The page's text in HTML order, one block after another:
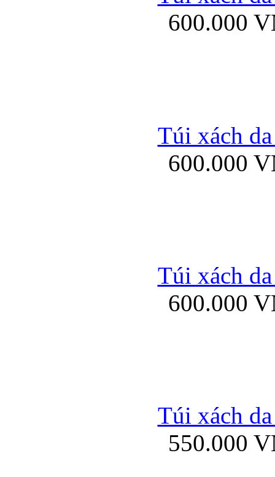
Bao da iPhone 5
600.000
Túi xách
600.000
Túi xách
600.000
Túi xách
550.000